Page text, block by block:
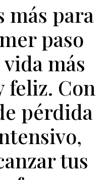
más para
paso
más
feliz. Con
pérdida
tus